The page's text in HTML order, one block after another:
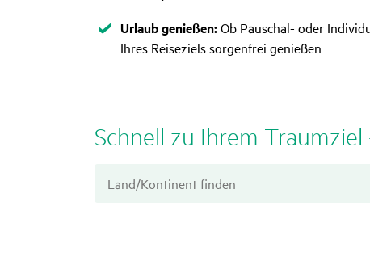
Zutreffend
Urlaub genießen:Ob Pauschal- oder
Ihres Reiseziels sorgenfrei genießen
Schnell zu Ihrem